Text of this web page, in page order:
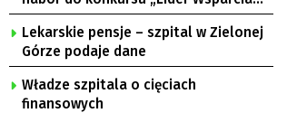
Seniora”
Lekarskie pensje – szpital w Zielonej
Górze podaje dane
Władze szpitala o cięciach
finansowych